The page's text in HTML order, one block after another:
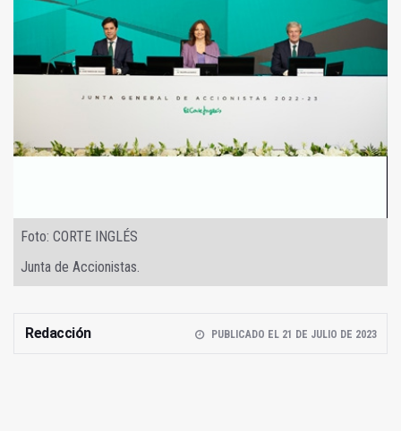
Foto: CORTE INGLÉS
Junta de Accionistas.
Redacción PUBLICADO EL 21 DE JULIO DE 2023